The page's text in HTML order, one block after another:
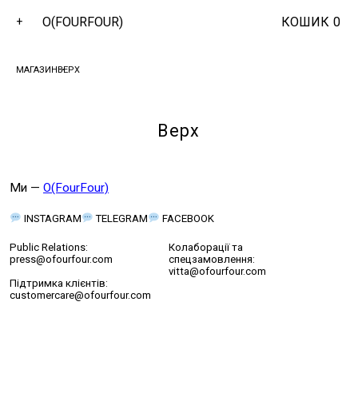
+ O(FOURFOUR) КОШИК 0
МАГАЗИНВЕРХ
Верх
Ми — O(FourFour)
INSTAGRAM TELEGRAM FACEBOOK
Public Relations:
press@ofourfour.com
Колаборації та
спецзамовлення:
vitta@ofourfour.com
Підтримка клієнтів:
customercare@ofourfour.com